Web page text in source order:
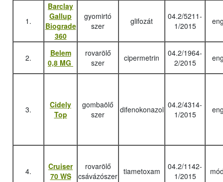
1.
Barclay
Gallup
Biograde
360
gyomirtó
szer
glifozát
04.2/5211-
1/2015
2.
Belem
0,8 MG
rovarölő
szer
cipermetrin
04.2/1964-
2/2015
3.
Cidely
Top
gombaölő
szer
difenokonazol 04.2/4314-
1/2015
4.
Cruiser
70 WS
rovarölő
csávázószer tiametoxam
04.2/1142-
1/2015